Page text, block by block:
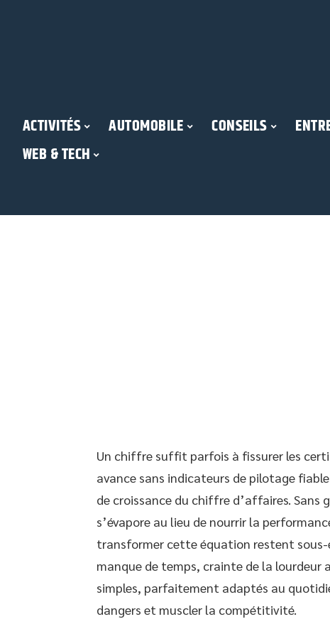
ACTIVITÉS AUTOMOBILE CONSEILS
WEB & TECH
Un chiffre suffit parfois à fissurer les
avance sans indicateurs de pilotage
de croissance du chiffre d’affaires. Sans
s’évapore au lieu de nourrir la
transformer cette équation restent sous-
manque de temps, crainte de la
simples, parfaitement adaptés au
dangers et muscler la compétitivité.